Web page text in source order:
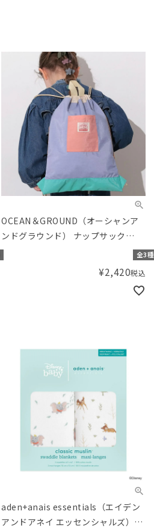
OCEAN＆GROUND（オーシャンア
ンドグラウンド） ナップサック
MULTI
全3種
¥2,420税込
aden+anais essentials（エイデン
アンドアネイ エッセンシャルズ）